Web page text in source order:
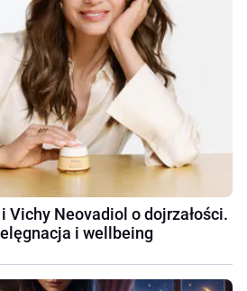
Vichy Neovadiol o dojrzałości.
i wellbeing